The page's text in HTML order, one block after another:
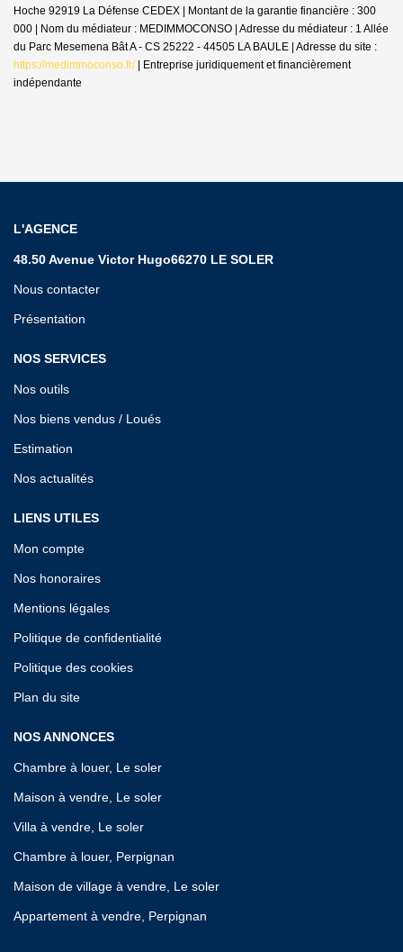
Hoche 92919 La Défense CEDEX | Montant de la garantie financière : 300
000 | Nom du médiateur : MEDIMMOCONSO | Adresse du médiateur : 1 Allée
du Parc Mesemena Bât A - CS 25222 - 44505 LA BAULE | Adresse du site :
https://medimmoconso.fr/| Entreprise juridiquement et financièrement
indépendante
L'AGENCE
48.50 Avenue Victor Hugo66270 LE SOLER
Nous contacter
Présentation
NOS SERVICES
Nos outils
Nos biens vendus / Loués
Estimation
Nos actualités
LIENS UTILES
Mon compte
Nos honoraires
Mentions légales
Politique de confidentialité
Politique des cookies
Plan du site
NOS ANNONCES
Chambre à louer, Le soler
Maison à vendre, Le soler
Villa à vendre, Le soler
Chambre à louer, Perpignan
Maison de village à vendre, Le soler
Appartement à vendre, Perpignan